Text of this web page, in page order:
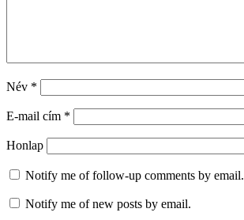
Név *
E-mail cím *
Honlap
Notify me of follow-up comments by email.
Notify me of new posts by email.